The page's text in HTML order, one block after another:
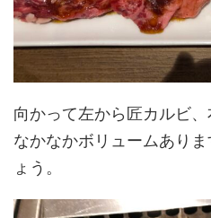
向かって左から匠カルビ
なかなかボリュームあり
ょう。